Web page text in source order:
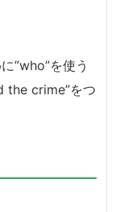
”who”を使う
the crime”をつ